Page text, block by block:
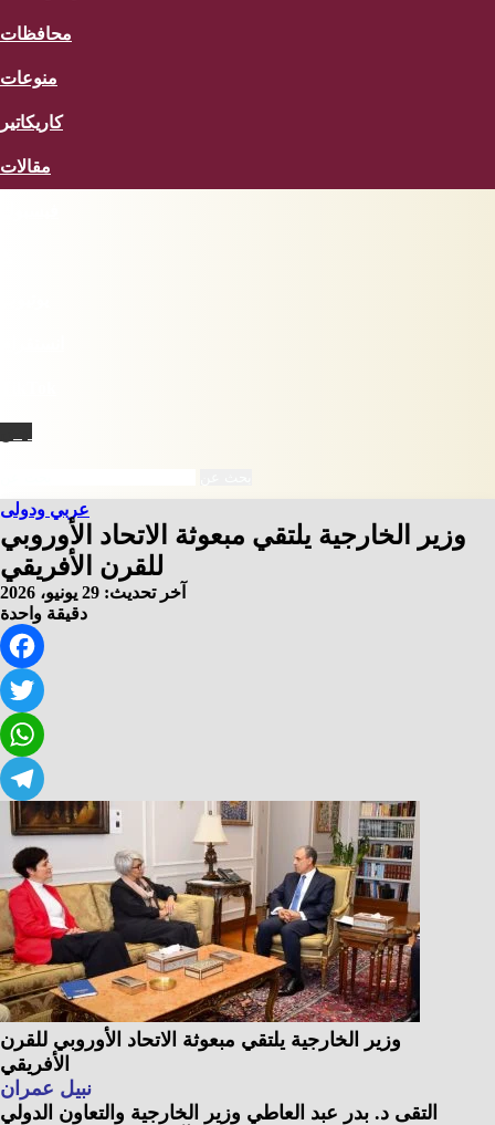
محافظات
منوعات
كاريكاتير
مقالات
عربي ودولى
وزير الخارجية يلتقي مبعوثة الاتحاد الأوروبي
للقرن الأفريقي
آخر تحديث: 29 يونيو، 2026
دقيقة واحدة
Telegram
وزير الخارجية يلتقي مبعوثة الاتحاد الأوروبي للقرن
الأفريقي
نبيل عمران
التقى د. بدر عبد العاطي وزير الخارجية والتعاون الدولي